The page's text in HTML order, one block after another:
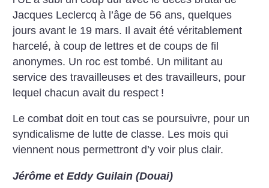
Jacques Leclercq à l’âge de 56 ans, quelques
jours avant le 19 mars. Il avait été véritablement
harcelé, à coup de lettres et de coups de fil
anonymes. Un roc est tombé. Un militant au
service des travailleuses et des travailleurs, pour
lequel chacun avait du respect !
Le combat doit en tout cas se poursuivre, pour un
syndicalisme de lutte de classe. Les mois qui
viennent nous permettront d’y voir plus clair.
Jérôme et Eddy Guilain (Douai)